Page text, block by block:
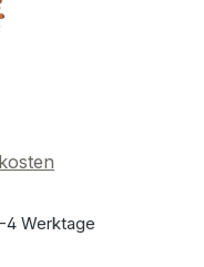
4 Werktage